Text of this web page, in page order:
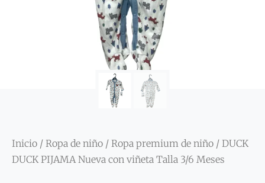
Inicio / Ropa de niño / Ropa premium de niño / DUCK
DUCK PIJAMA Nueva con viñeta Talla 3/6 Meses